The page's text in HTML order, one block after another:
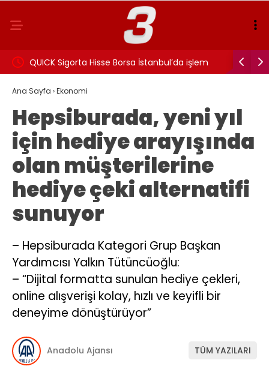
QUICK Sigorta Hisse Borsa İstanbul’da işlem
görmeye başladı!
Behçet
Ana Sayfa ›Ekonomi
Hepsiburada, yeni yıl
için hediye arayışında
olan müşterilerine
hediye çeki alternatifi
sunuyor
– Hepsiburada Kategori Grup Başkan
Yardımcısı Yalkın Tütüncüoğlu:
– “Dijital formatta sunulan hediye çekleri,
online alışverişi kolay, hızlı ve keyifli bir
deneyime dönüştürüyor”
Anadolu Ajansı TÜM YAZILARI